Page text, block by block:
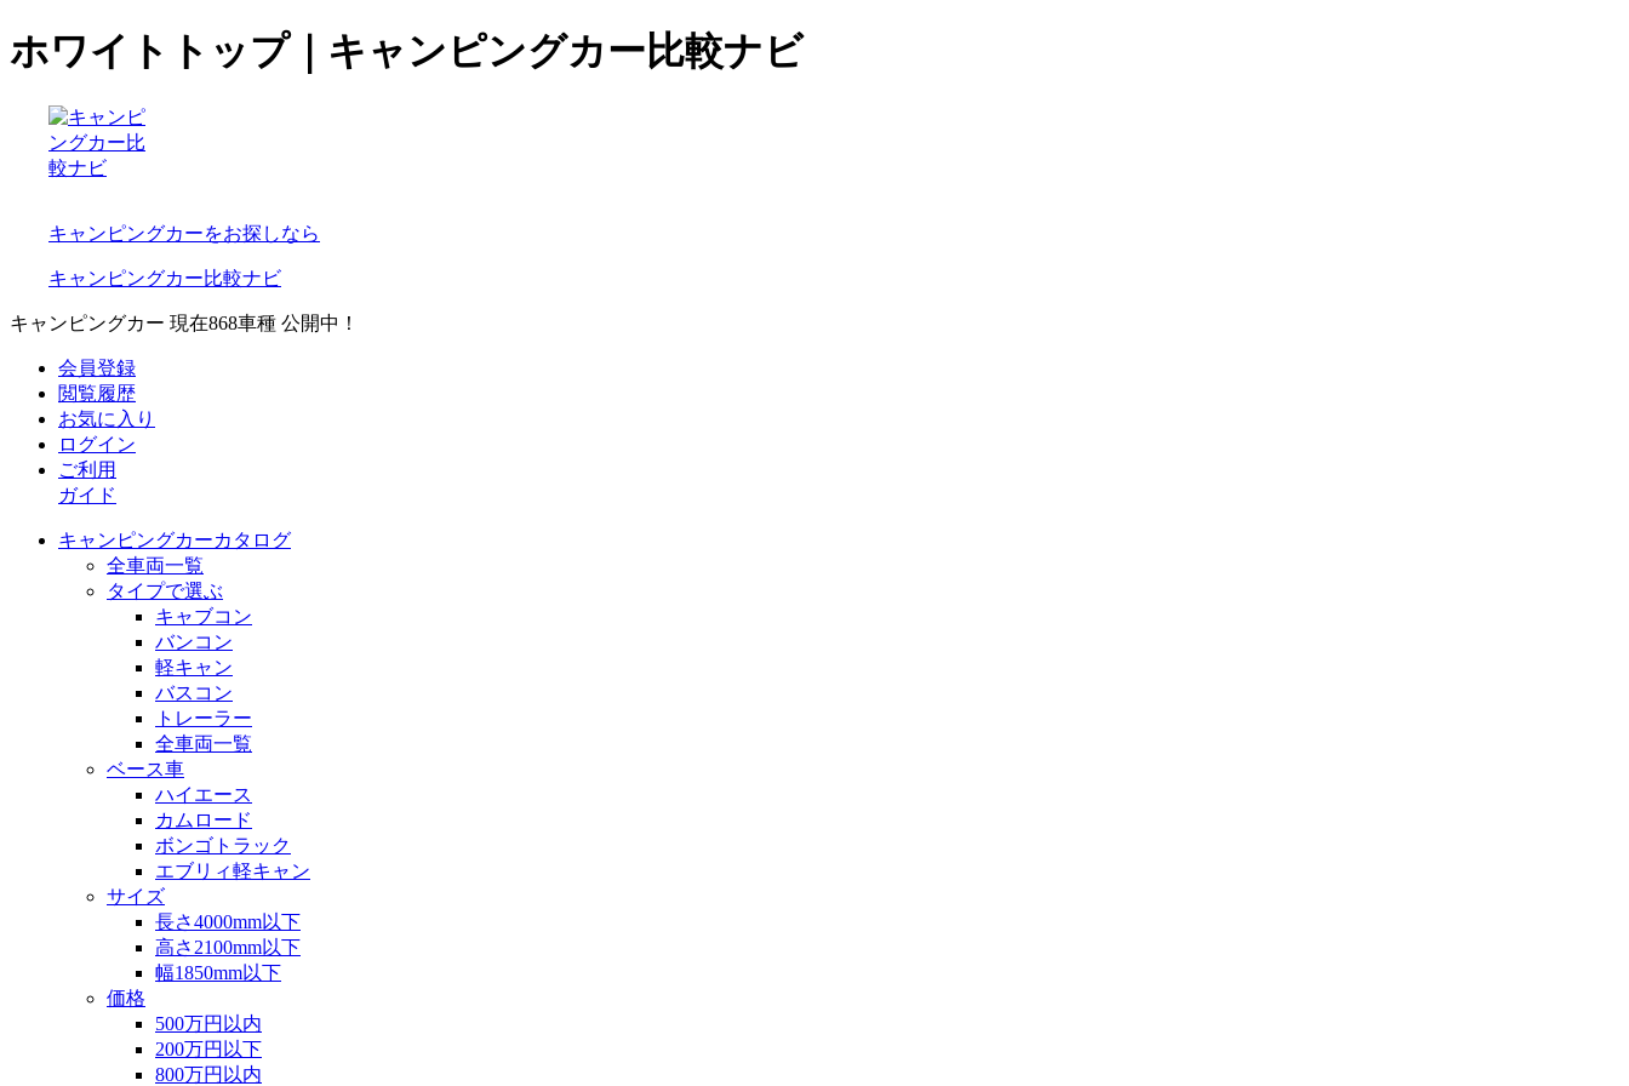
ホワイトトップ｜キャンピングカー比較ナビ
キャンピングカーをお探しなら
キャンピングカー比較ナビ
キャンピングカー 現在868車種 公開中！
会員登録
閲覧履歴
お気に入り
ログイン
ご利用
ガイド
キャンピングカーカタログ
全車両一覧
タイプで選ぶ
キャブコン
バンコン
軽キャン
バスコン
トレーラー
全車両一覧
ベース車
ハイエース
カムロード
ボンゴトラック
エブリィ軽キャン
サイズ
長さ4000mm以下
高さ2100mm以下
幅1850mm以下
価格
500万円以内
200万円以下
800万円以内